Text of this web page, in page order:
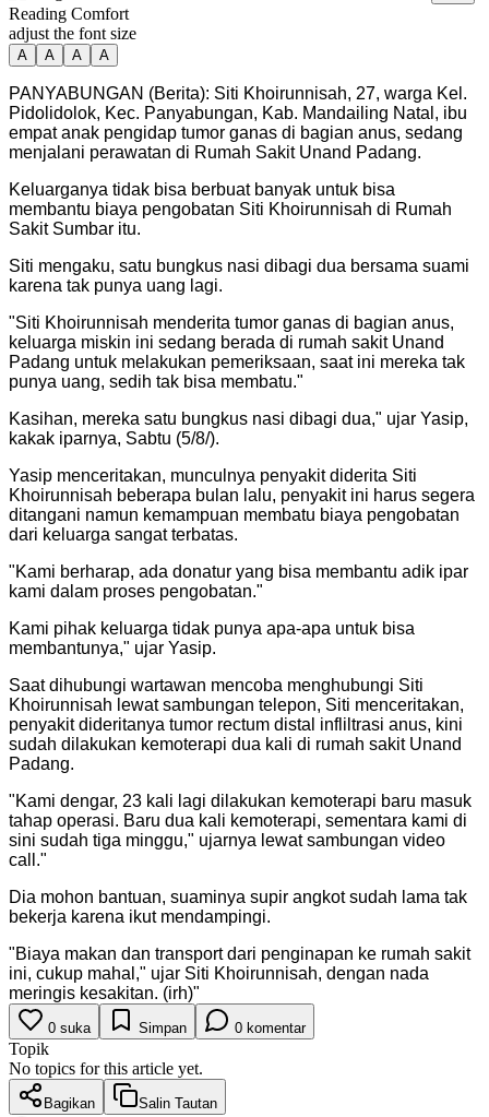
Reading Comfort
adjust the font size
A A A A
PANYABUNGAN (Berita): Siti Khoirunnisah, 27, warga Kel.
Pidolidolok, Kec. Panyabungan, Kab. Mandailing Natal, ibu
empat anak pengidap tumor ganas di bagian anus, sedang
menjalani perawatan di Rumah Sakit Unand Padang.
Keluarganya tidak bisa berbuat banyak untuk bisa
membantu biaya pengobatan Siti Khoirunnisah di Rumah
Sakit Sumbar itu.
Siti mengaku, satu bungkus nasi dibagi dua bersama suami
karena tak punya uang lagi.
"Siti Khoirunnisah menderita tumor ganas di bagian anus,
keluarga miskin ini sedang berada di rumah sakit Unand
Padang untuk melakukan pemeriksaan, saat ini mereka tak
punya uang, sedih tak bisa membatu."
Kasihan, mereka satu bungkus nasi dibagi dua," ujar Yasip,
kakak iparnya, Sabtu (5/8/).
Yasip menceritakan, munculnya penyakit diderita Siti
Khoirunnisah beberapa bulan lalu, penyakit ini harus segera
ditangani namun kemampuan membatu biaya pengobatan
dari keluarga sangat terbatas.
"Kami berharap, ada donatur yang bisa membantu adik ipar
kami dalam proses pengobatan."
Kami pihak keluarga tidak punya apa-apa untuk bisa
membantunya," ujar Yasip.
Saat dihubungi wartawan mencoba menghubungi Siti
Khoirunnisah lewat sambungan telepon, Siti menceritakan,
penyakit dideritanya tumor rectum distal infliltrasi anus, kini
sudah dilakukan kemoterapi dua kali di rumah sakit Unand
Padang.
"Kami dengar, 23 kali lagi dilakukan kemoterapi baru masuk
tahap operasi. Baru dua kali kemoterapi, sementara kami di
sini sudah tiga minggu," ujarnya lewat sambungan video
call."
Dia mohon bantuan, suaminya supir angkot sudah lama tak
bekerja karena ikut mendampingi.
"Biaya makan dan transport dari penginapan ke rumah sakit
ini, cukup mahal," ujar Siti Khoirunnisah, dengan nada
meringis kesakitan. (irh)"
0 suka Simpan 0 komentar
Topik
No topics for this article yet.
Bagikan Salin Tautan